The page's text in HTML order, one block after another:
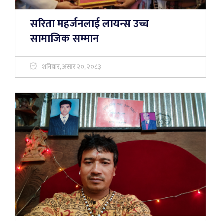
सरिता महर्जनलाई लायन्स उच्च
सामाजिक सम्मान
शनिबार, असार २०, २०८३